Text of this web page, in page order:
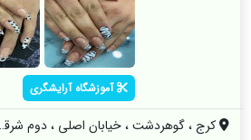
آموزشگاه آرایشگری
کرج ، گوهردشت ، خیابان اصلی ، دوم شرقی س...